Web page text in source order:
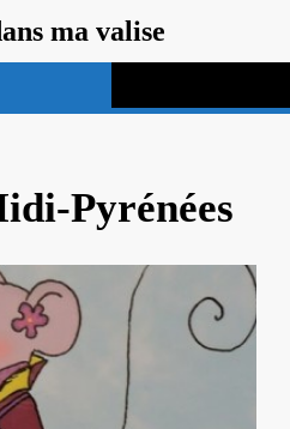
ma valise
Pyrénées